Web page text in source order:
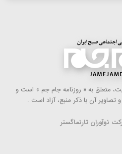
متعلق به « روزنامه جام جم » است و
تصاویر آن با ذكر منبع، آزاد است .
نوآوران تارنماگستر